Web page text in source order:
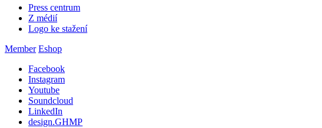
Press centrum
Z médií
Logo ke stažení
Member Eshop
Facebook
Instagram
Youtube
Soundcloud
LinkedIn
design.GHMP